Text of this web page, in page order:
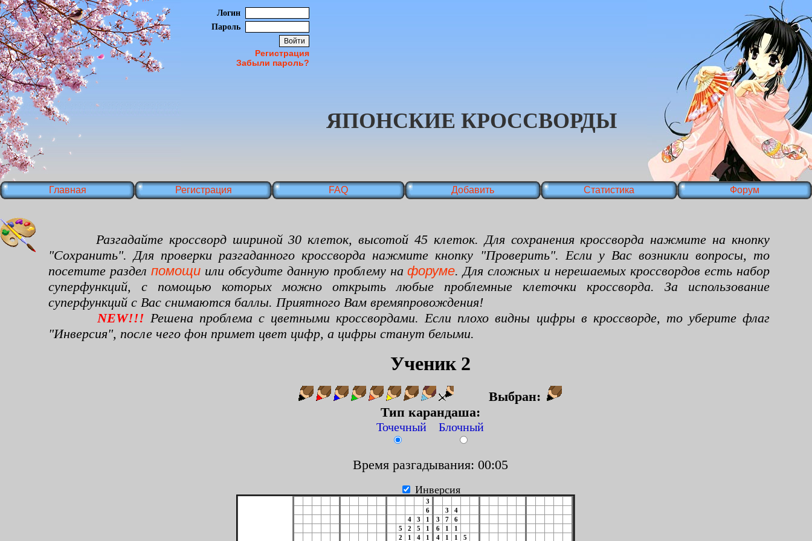
Логин
Пароль
Регистрация
Забыли пароль?
ЯПОНСКИЕ КРОССВОРДЫ
Главная Регистрация FAQ Добавить Статистика Форум
Разгадайте кроссворд шириной 30 клеток, высотой 45 клеток. Для сохранения кроссворда нажмите на кнопку
"Сохранить". Для проверки разгаданного кроссворда нажмите кнопку "Проверить". Если у Вас возникли вопросы, то
посетите раздел помощиили обсудите данную проблему нафоруме. Для сложных и нерешаемых кроссвордов есть набор
суперфункций, с помощью которых можно открыть любые проблемные клеточки кроссворда. За использование
суперфункций с Вас снимаются баллы. Приятного Вам времяпровождения!
NEW!!! Решена проблема с цветными кроссвордами. Если плохо видны цифры в кроссворде, то уберите флаг
"Инверсия", после чего фон примет цвет цифр, а цифры станут белыми.
Ученик 2
Выбран:
Тип карандаша:
Точечный Блочный
Время разгадывания: 00:06
Инверсия
3
6
3
4
4
3 1 3 7
6
5
2 5 1 6 1
1
2
1 4 1 4 1 1
5